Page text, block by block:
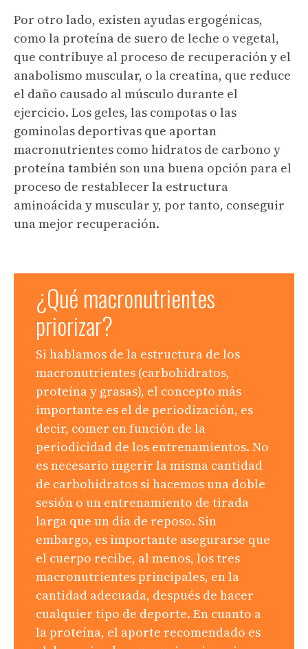
Por otro lado, existen ayudas ergogénicas,
como la proteína de suero de leche o vegetal,
que contribuye al proceso de recuperación y el
anabolismo muscular, o la creatina, que reduce
el daño causado al músculo durante el
ejercicio. Los geles, las compotas o las
gominolas deportivas que aportan
macronutrientes como hidratos de carbono y
proteína también son una buena opción para el
proceso de restablecer la estructura
aminoácida y muscular y, por tanto, conseguir
una mejor recuperación.
¿Qué macronutrientes
priorizar?
Si hablamos de la estructura de los
macronutrientes (carbohidratos,
proteína y grasas), el concepto más
importante es el de periodización, es
decir, comer en función de la
periodicidad de los entrenamientos. No
es necesario ingerir la misma cantidad
de carbohidratos si hacemos una doble
sesión o un entrenamiento de tirada
larga que un día de reposo. Sin
embargo, es importante asegurarse que
el cuerpo recibe, al menos, los tres
macronutrientes principales, en la
cantidad adecuada, después de hacer
cualquier tipo de deporte. En cuanto a
la proteína, el aporte recomendado es